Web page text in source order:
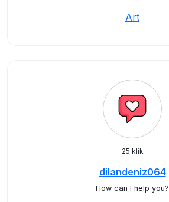
Art
25 klik
dilandeniz064
How can I help you?